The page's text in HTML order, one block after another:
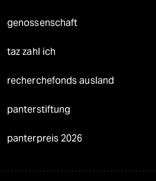
genossenschaft
taz zahl ich
recherchefonds ausland
panterstiftung
panterpreis 2026